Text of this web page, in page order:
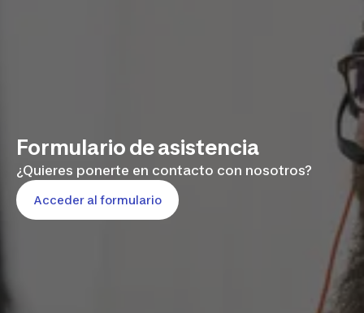
Formulario de asistencia
¿Quieres ponerte en contacto con nosotros?
Acceder al formulario